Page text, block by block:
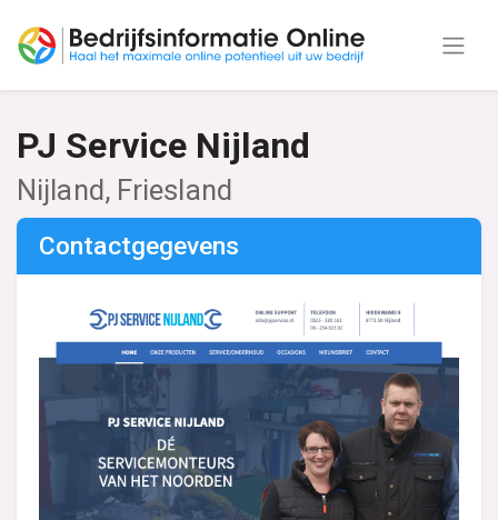
PJ Service Nijland
Nijland, Friesland
Contactgegevens